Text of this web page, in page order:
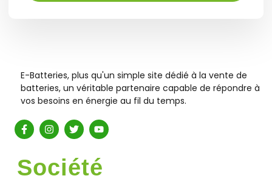
E-Batteries, plus qu'un simple site dédié à la vente de
batteries, un véritable partenaire capable de répondre à
vos besoins en énergie au fil du temps.
Société